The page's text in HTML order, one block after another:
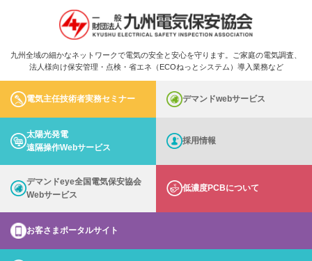
九州全域の細かなネットワークで電気の安全と安心を守ります。ご家庭の電気調査、
法人様向け保安管理・点検・省エネ（ECOねっとシステム）導入業務など
電気主任技術者実務セミナー デマンドwebサービス
太陽光発電
遠隔操作Webサービス
採用情報
デマンドeye全国電気保安協会
Webサービス
低濃度PCBについて
お客さまポータルサイト